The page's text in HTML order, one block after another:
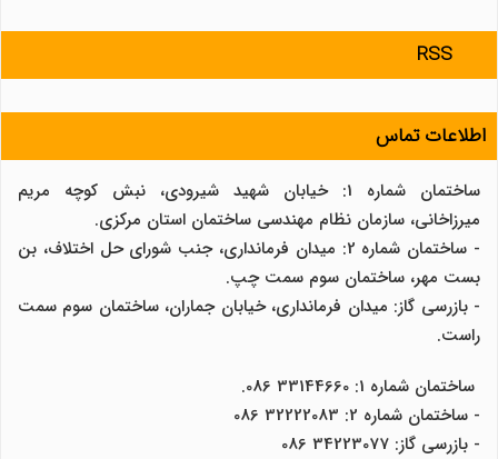
RSS
اطلاعات تماس
ساختمان شماره 1: خیابان شهید شیرودی، نبش کوچه مریم
میرزاخانی، سازمان نظام مهندسی ساختمان استان مرکزی.
- ساختمان شماره 2: میدان فرمانداری، جنب شورای حل اختلاف، بن
بست مهر، ساختمان سوم سمت چپ.
- بازرسی گاز: میدان فرمانداری، خیابان جماران، ساختمان سوم سمت
راست.
ساختمان شماره 1: 33144660 086.
- ساختمان شماره 2: 32222083 086
- بازرسی گاز: 34223077 086